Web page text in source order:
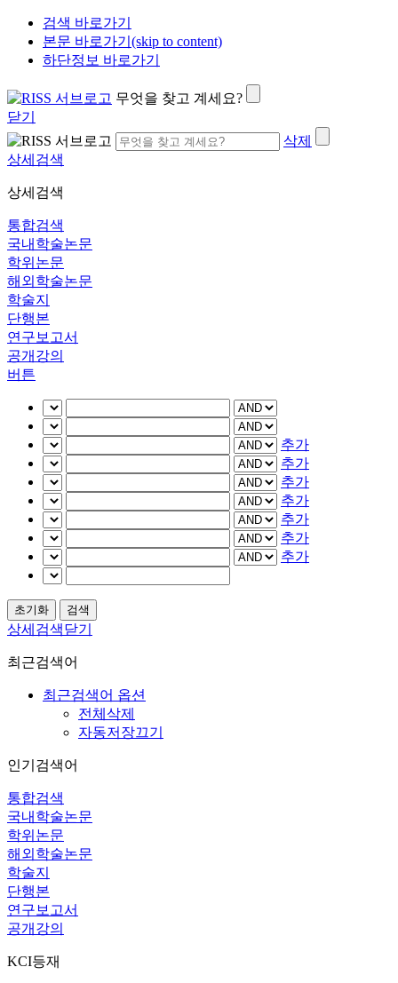
검색 바로가기
본문 바로가기(skip to content)
하단정보 바로가기
무엇을 찾고 계세요?
닫기
삭제
상세검색
상세검색
통합검색
국내학술논문
학위논문
해외학술논문
학술지
단행본
연구보고서
공개강의
버튼
추가
추가
추가
추가
추가
추가
추가
상세검색닫기
최근검색어
최근검색어 옵션
전체삭제
자동저장끄기
인기검색어
통합검색
국내학술논문
학위논문
해외학술논문
학술지
단행본
연구보고서
공개강의
KCI등재